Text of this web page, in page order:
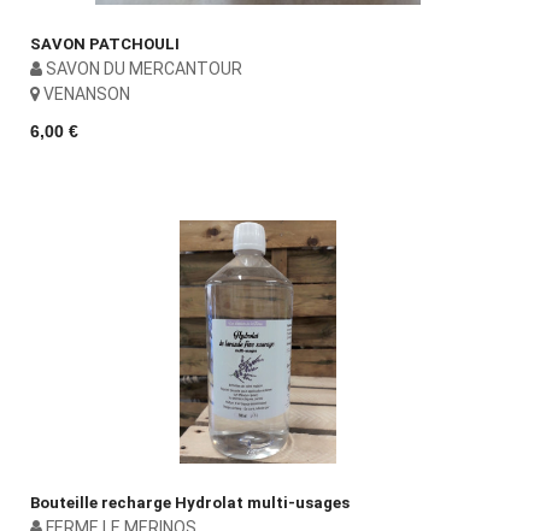
SAVON PATCHOULI
SAVON DU MERCANTOUR
VENANSON
6,00 €
Bouteille recharge Hydrolat multi-usages